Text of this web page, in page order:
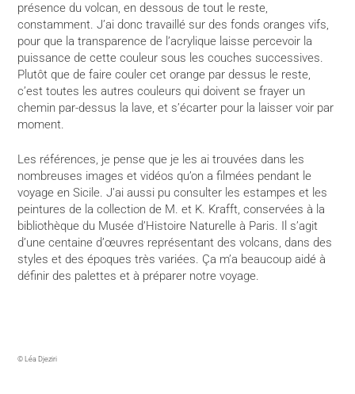
présence du volcan, en dessous de tout le reste,
constamment. J’ai donc travaillé sur des fonds oranges vifs,
pour que la transparence de l’acrylique laisse percevoir la
puissance de cette couleur sous les couches successives.
Plutôt que de faire couler cet orange par dessus le reste,
c’est toutes les autres couleurs qui doivent se frayer un
chemin par-dessus la lave, et s’écarter pour la laisser voir par
moment.
Les références, je pense que je les ai trouvées dans les
nombreuses images et vidéos qu’on a filmées pendant le
voyage en Sicile. J’ai aussi pu consulter les estampes et les
peintures de la collection de M. et K. Krafft, conservées à la
bibliothèque du Musée d’Histoire Naturelle à Paris. Il s’agit
d’une centaine d’œuvres représentant des volcans, dans des
styles et des époques très variées. Ça m’a beaucoup aidé à
définir des palettes et à préparer notre voyage.
© Léa Djeziri